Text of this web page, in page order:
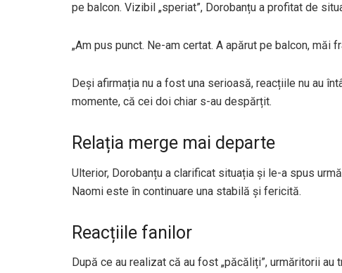
pe balcon. Vizibil „speriat”, Dorobanțu a profitat de
„Am pus punct. Ne-am certat. A apărut pe balcon, măi
Deși afirmația nu a fost una serioasă, reacțiile nu au
momente, că cei doi chiar s-au despărțit.
Relația merge mai departe
Ulterior, Dorobanțu a clarificat situația și le-a spus
Naomi este în continuare una stabilă și fericită.
Reacțiile fanilor
După ce au realizat că au fost „păcăliți”, urmăritorii